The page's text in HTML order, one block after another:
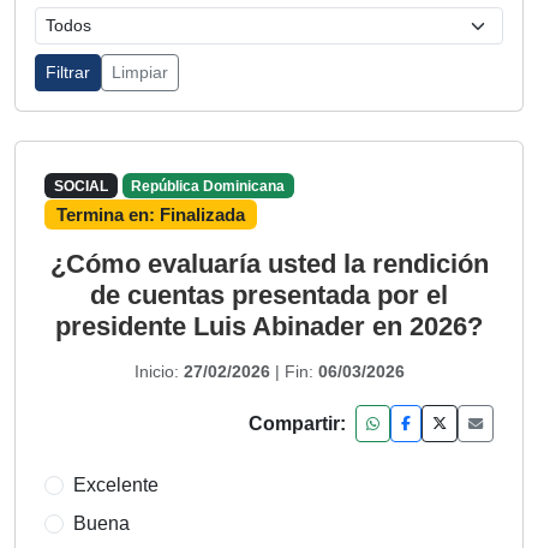
Filtrar Limpiar
SOCIAL República Dominicana
Termina en: Finalizada
¿Cómo evaluaría usted la rendición
de cuentas presentada por el
presidente Luis Abinader en 2026?
Inicio: 27/02/2026| Fin: 06/03/2026
Compartir:
Excelente
Buena